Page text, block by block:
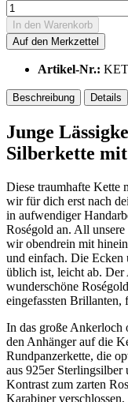
In den Warenkorb
Auf den Merkzettel
Artikel-Nr.:
Beschreibung Details
Junge
Silberkette
Diese traumhafte Kette
wir für dich erst nach
in aufwendiger
Roségold an. All
wir obendrein mit
und einfach. Die Ecken
üblich ist, leicht ab. Der
wunderschöne
eingefassten Brillanten,
In das große Ankerloch
den Anhänger auf die
Rundpanzerkette, die
aus 925er
Kontrast zum zarten
Karabiner